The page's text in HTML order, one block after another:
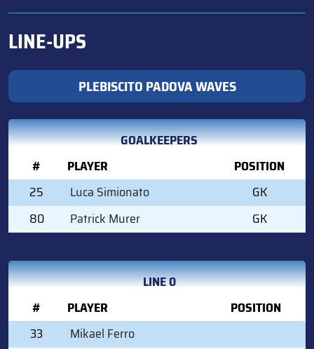
LINE-UPS
PLEBISCITO PADOVA WAVES
GOALKEEPERS
#
PLAYER
POSITION
25
Luca Simionato
GK
80
Patrick Murer GK
LINE 0
#
PLAYER
POSITION
33
Mikael Ferro